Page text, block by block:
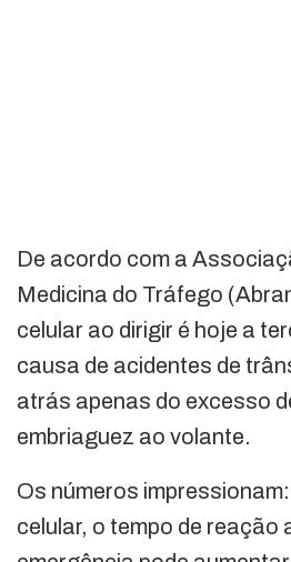
De acordo com a
Medicina do Tráfego
celular ao dirigir é hoje a
causa de acidentes de
atrás apenas do excesso
embriaguez ao volante.
Os números
celular, o tempo de reação